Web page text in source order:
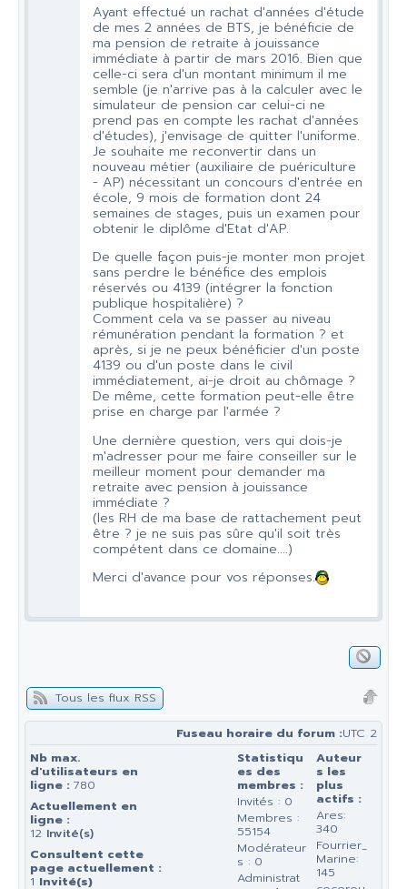
Ayant effectué un rachat d'années d'étude
de mes 2 années de BTS, je bénéficie de
ma pension de retraite à jouissance
immédiate à partir de mars 2016. Bien que
celle-ci sera d'un montant minimum il me
semble (je n'arrive pas à la calculer avec le
simulateur de pension car celui-ci ne
prend pas en compte les rachat d'années
d'études), j'envisage de quitter l'uniforme.
Je souhaite me reconvertir dans un
nouveau métier (auxiliaire de puériculture
- AP) nécessitant un concours d'entrée en
école, 9 mois de formation dont 24
semaines de stages, puis un examen pour
obtenir le diplôme d'Etat d'AP.
De quelle façon puis-je monter mon projet
sans perdre le bénéfice des emplois
réservés ou 4139 (intégrer la fonction
publique hospitalière) ?
Comment cela va se passer au niveau
rémunération pendant la formation ? et
après, si je ne peux bénéficier d'un poste
4139 ou d'un poste dans le civil
immédiatement, ai-je droit au chômage ?
De même, cette formation peut-elle être
prise en charge par l'armée ?
Une dernière question, vers qui dois-je
m'adresser pour me faire conseiller sur le
meilleur moment pour demander ma
retraite avec pension à jouissance
immédiate ?
(les RH de ma base de rattachement peut
être ? je ne suis pas sûre qu'il soit très
compétent dans ce domaine....)
Merci d'avance pour vos réponses.
Tous les flux RSS
Fuseau horaire du forum :UTC 2
Nb max.
d'utilisateurs en
ligne : 780
Actuellement en
ligne :
12 Invité(s)
Consultent cette
page actuellement :
1 Invité(s)
Auteur
s les
plus
actifs :
Ares:
340
Fourrier_
Marine:
145
Statistiqu
es des
membres :
Invités : 0
Membres :
55154
Modérateur
s : 0
Administrat